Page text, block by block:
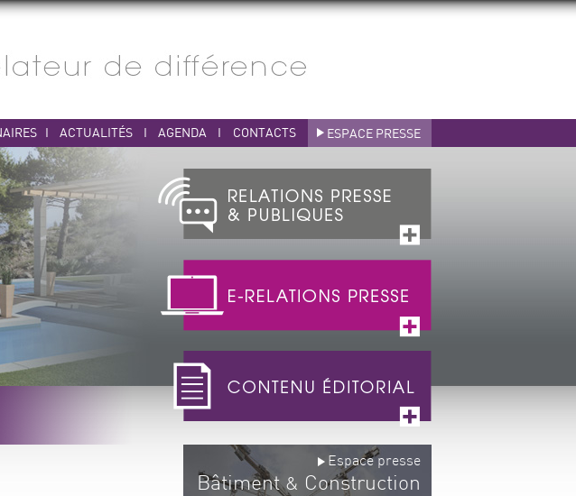
I ACTUALITÉS I AGENDA I CONTACTS ESPACE PRESSE
Espace presse
Bâtiment& Construction